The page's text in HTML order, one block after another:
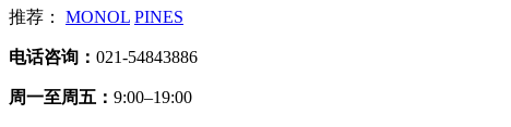
推荐： MONOL PINES
电话咨询： 021-54843886
周一至周五： 9:00–19:00